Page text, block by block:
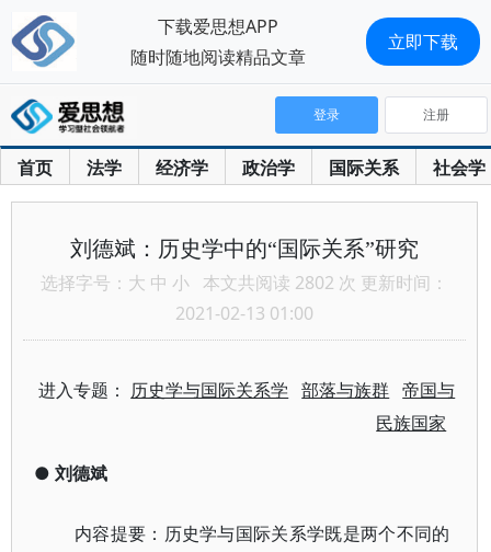
首页 法学 经济学 政治学 国际关系 社会学
登录 注册
刘德斌：历史学中的“国际关系”研究
选择字号： 大 中 小 本文共阅读 2802 次 更新时间：
2021-02-13 01:00
进入专题： 历史学与国际关系学 部落与族群 帝国与
民族国家
● 刘德斌
内容提要：历史学与国际关系学既是两个不同的
下载爱思想APP
随时随地阅读精品文章
立即下载